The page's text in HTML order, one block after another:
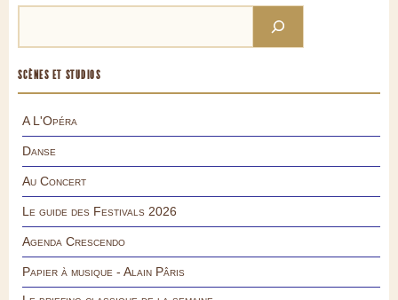
SCÈNES ET STUDIOS
A L'Opéra
Danse
Au Concert
Le guide des Festivals 2026
Agenda Crescendo
Papier à musique - Alain Pâris